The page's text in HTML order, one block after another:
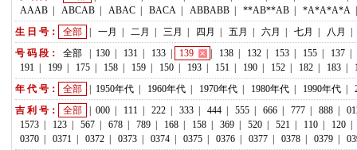
AAAB
ABCAB ABAC BACA ABBABB **AB**AB *A*A*A*A
生 日 号：
全部 一月 二月 三月 四月 五月 六月 七月 八月
号 码 段：
全部 130 131 133 139 138 132 153 155 137
191
199 175 158 159 150 193 151 190 152 182 183
年 代 号：
全部 1950年代 1960年代 1970年代 1980年代 1990年代
吉 利 号：
全部 000 111 222 333 444 555 666 777 888
1573
123 567 678 789 168 158 369 520 521 110 120
0370
0371 0372 0373 0374 0375 0376 0377 0378 0379